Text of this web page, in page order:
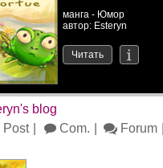
манга - Юмор
автор: Esteryn
Читать
blog
Post Com. Forum